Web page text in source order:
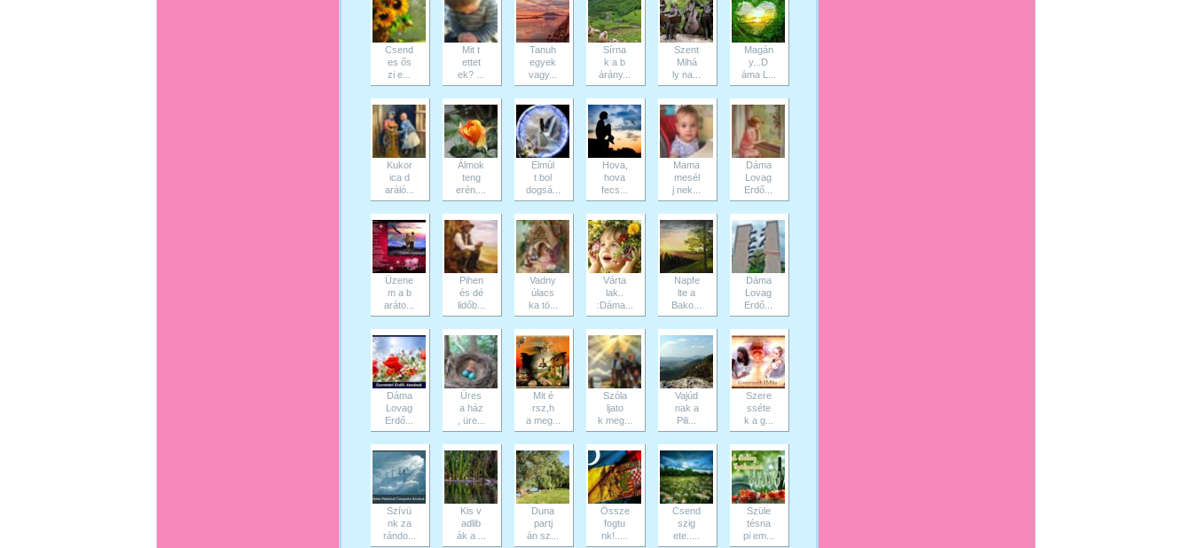
Csend
es ős
zi e...
Mit t
ettet
ek? ...
Tanuh
egyek
vagy...
Sírna
k a b
árány...
Szent
Mihá
ly na...
Magán
y...D
áma L...
Kukor
ica d
aráló...
Álmok
teng
erén....
Elmúl
t bol
dogsá...
Hova,
hova
fecs...
Mama
mesél
j nek...
Dáma
Lovag
Erdő...
Üzene
m a b
aráto...
Pihen
és dé
lidőb...
Vadny
úlacs
ka tö...
Várta
lak..
:Dáma...
Napfe
lte a
Bako...
Dáma
Lovag
Erdő...
Dáma
Lovag
Erdő...
Üres
a ház
, üre...
Mit é
rsz,h
a meg...
Szóla
ljato
k meg...
Vajúd
nak a
Pili...
Szere
sséte
k a g...
Szívü
nk za
rándo...
Kis v
adlib
ák a ...
Duna
partj
án sz...
Össze
fogtu
nk!.....
Csend
szig
ete.....
Szüle
tésna
pi em...